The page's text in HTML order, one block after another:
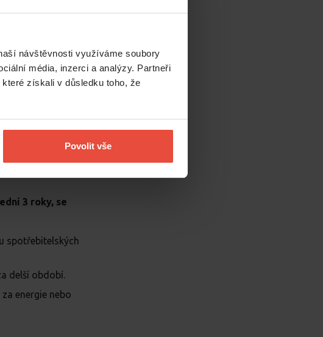
návštěvnosti využíváme soubory
média, inzerci a analýzy. Partneři
získali v důsledku toho, že
Povolit vše
si obě strany
se ale
automaticky v dané
ukazatel bude pro
úřadu nebo od
3 roky, se
spotřebitelských
delší období.
energie nebo